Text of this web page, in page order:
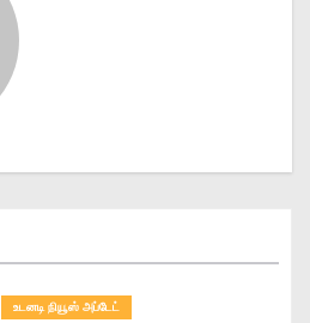
உடனடி நியூஸ் அப்டேட்